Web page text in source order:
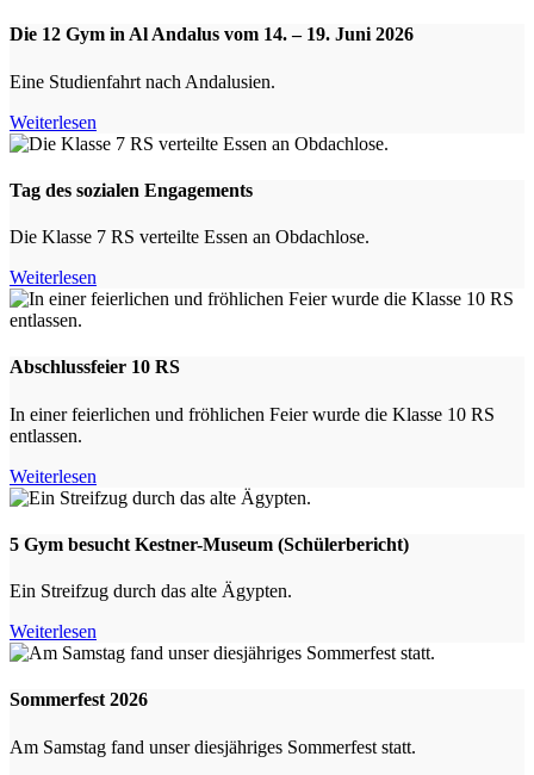
Die 12 Gym in Al Andalus vom 14. – 19. Juni 2026
Eine Studienfahrt nach Andalusien.
Weiterlesen
Tag des sozialen Engagements
Die Klasse 7 RS verteilte Essen an Obdachlose.
Weiterlesen
Abschlussfeier 10 RS
In einer feierlichen und fröhlichen Feier wurde die Klasse 10 RS
entlassen.
Weiterlesen
5 Gym besucht Kestner-Museum (Schülerbericht)
Ein Streifzug durch das alte Ägypten.
Weiterlesen
Sommerfest 2026
Am Samstag fand unser diesjähriges Sommerfest statt.